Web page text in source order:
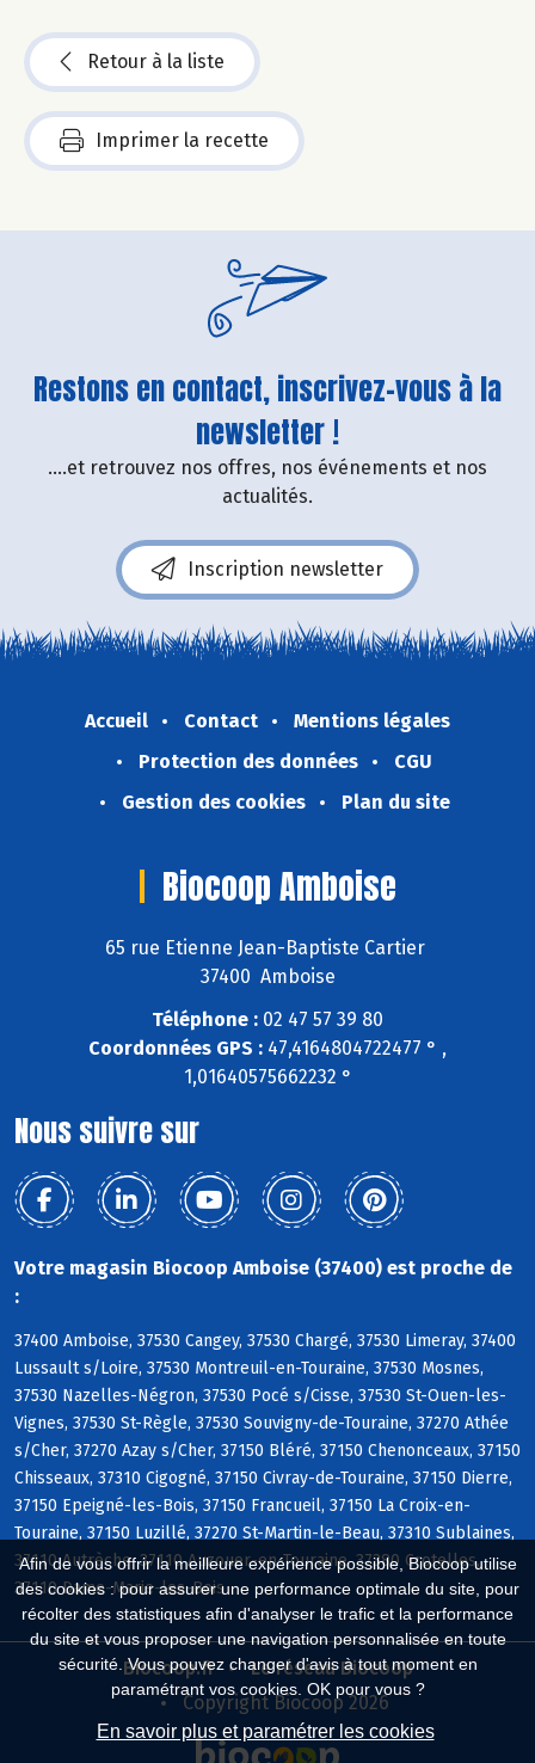
Afin de vous offrir la meilleure expérience possible, Biocoop utilise
des cookies : pour assurer une performance optimale du site, pour
récolter des statistiques afin d'analyser le trafic et la performance
du site et vous proposer une navigation personnalisée en toute
sécurité. Vous pouvez changer d'avis à tout moment en
paramétrant vos cookies. OK pour vous ?
En savoir plus et paramétrer les cookies
Retour à la liste
Imprimer la recette
Restons en contact, inscrivez-vous à la
newsletter !
....et retrouvez nos offres, nos événements et nos
actualités.
Inscription newsletter
Accueil Contact
Mentions légales
Protection des données
CGU
Gestion des cookies
Plan du site
Biocoop Amboise
65 rue Etienne Jean-Baptiste Cartier
37400 Amboise
Téléphone : 02 47 57 39 80
Coordonnées GPS : 47,4164804722477 ° ,
1,01640575662232 °
Nous suivre sur
Votre magasin Biocoop Amboise (37400) est proche de
:
37400 Amboise, 37530 Cangey, 37530 Chargé, 37530 Limeray, 37400
Lussault s/Loire, 37530 Montreuil-en-Touraine, 37530 Mosnes,
37530 Nazelles-Négron, 37530 Pocé s/Cisse, 37530 St-Ouen-les-
Vignes, 37530 St-Règle, 37530 Souvigny-de-Touraine, 37270 Athée
s/Cher, 37270 Azay s/Cher, 37150 Bléré, 37150 Chenonceaux, 37150
Chisseaux, 37310 Cigogné, 37150 Civray-de-Touraine, 37150 Dierre,
37150 Epeigné-les-Bois, 37150 Francueil, 37150 La Croix-en-
Touraine, 37150 Luzillé, 37270 St-Martin-le-Beau, 37310 Sublaines,
37110 Autrèche, 37110 Auzouer-en-Touraine, 37380 Crotelles,
37110 Dame-Marie-les-Bois
Biocoop.fr
Le réseau Biocoop
Copyright Biocoop 2026